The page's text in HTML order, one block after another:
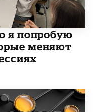
я попробую
меняют